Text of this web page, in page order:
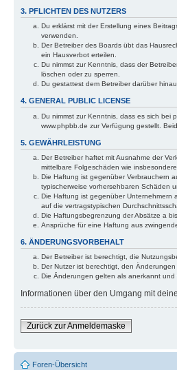
3. PFLICHTEN DES NUTZERS
Du erklärst mit der Erstellung eines
verwenden.
Der Betreiber des Boards übt das
ein Hausverbot erteilen.
Du nimmst zur Kenntnis, dass der
löschen oder zu sperren.
Du gestattest dem Betreiber darüber
4. GENERAL PUBLIC LICENSE
Du nimmst zur Kenntnis, dass es sich bei
www.phpbb.de zur Verfügung gestellt.
5. GEWÄHRLEISTUNG
Der Betreiber haftet mit Ausnahme der
mittelbare Folgeschäden wie
Die Haftung ist gegenüber Verbrauchern
typischerweise vorhersehbaren Schäden
Die Haftung ist gegenüber Unternehmern
auf die vertragstypischen
Die Haftungsbegrenzung der Absätze a
Ansprüche für eine Haftung aus
6. ÄNDERUNGSVORBEHALT
Der Betreiber ist berechtigt, die
Der Nutzer ist berechtigt, den
Die Änderungen gelten als anerkannt
Informationen über den Umgang mit
Zurück zur Anmeldemaske
Foren-Übersicht